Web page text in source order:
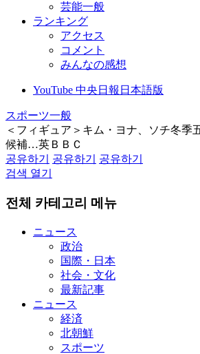
芸能一般
ランキング
アクセス
コメント
みんなの感想
YouTube 中央日報日本語版
スポーツ一般
＜フィギュア＞キム・ヨナ、ソチ冬季
候補…英ＢＢＣ
공유하기
공유하기
공유하기
검색 열기
전체 카테고리 메뉴
ニュース
政治
国際・日本
社会・文化
最新記事
ニュース
経済
北朝鮮
スポーツ